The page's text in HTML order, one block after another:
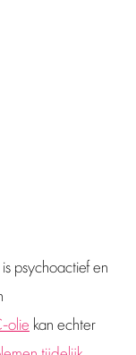
psychoactief en
olie kan echter